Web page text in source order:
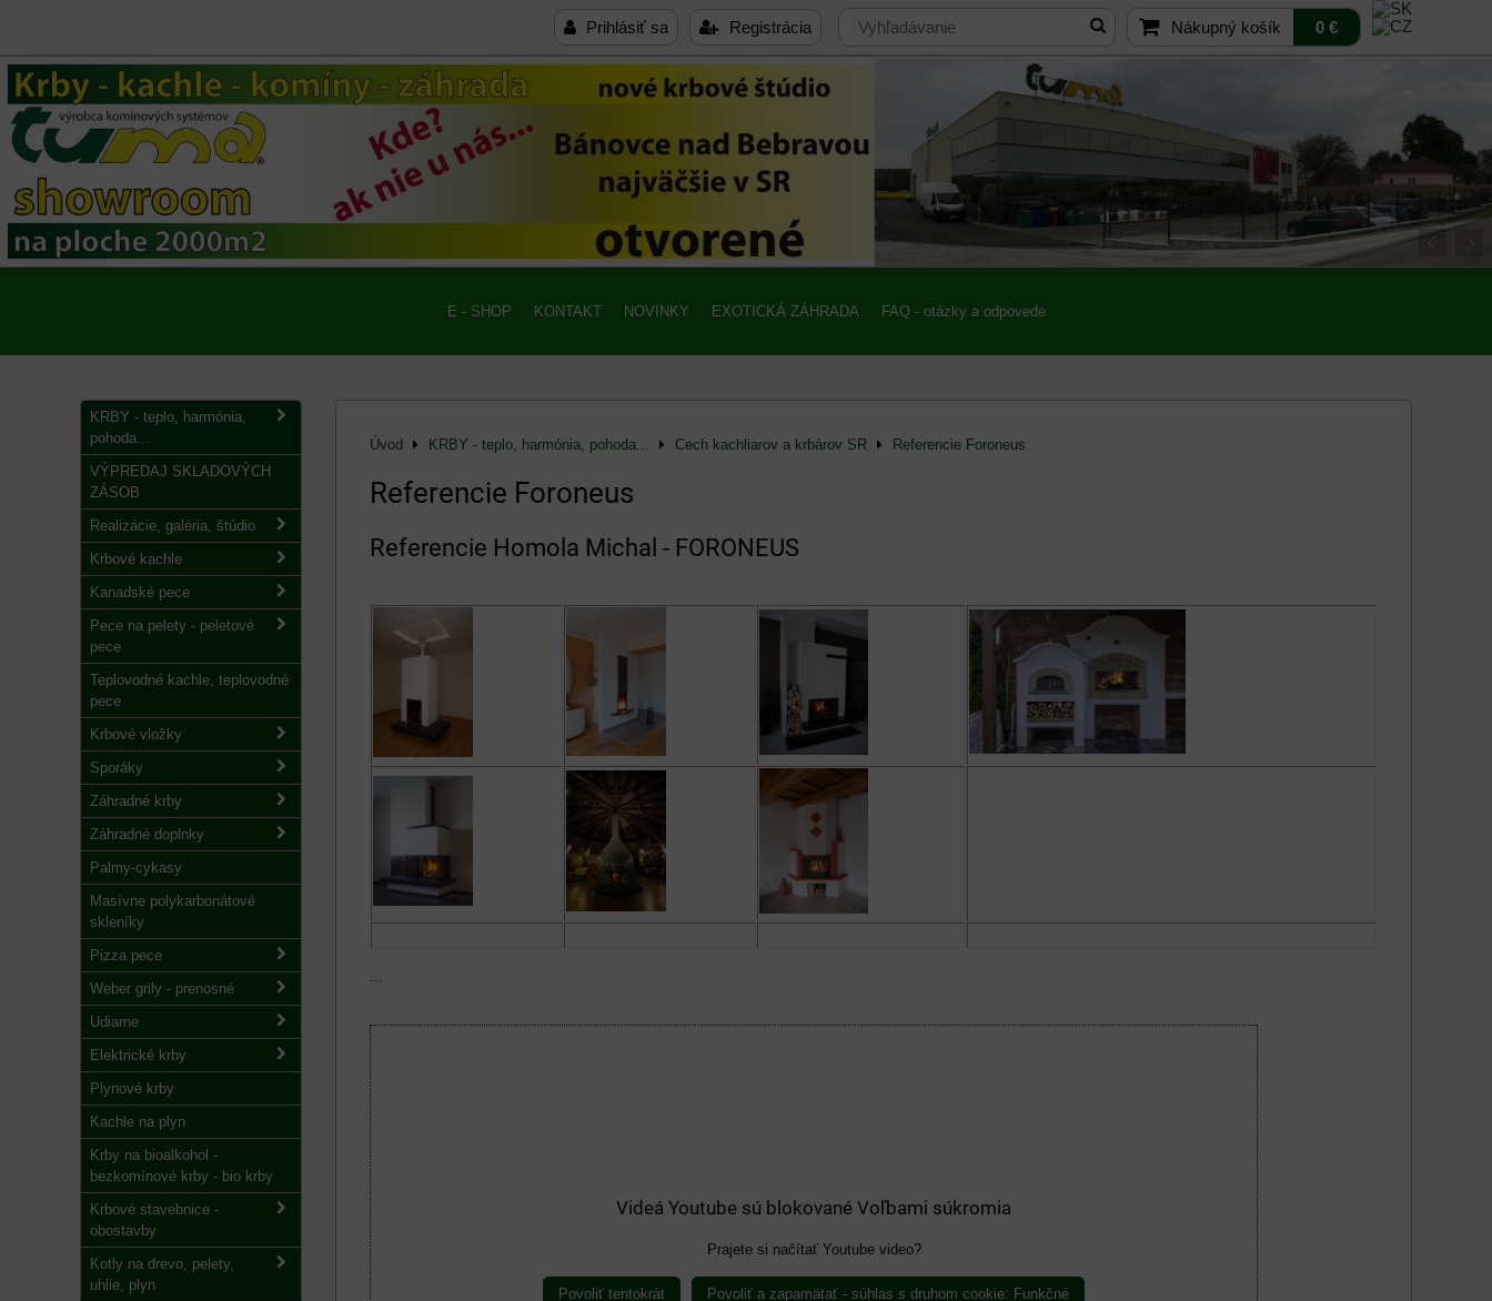
Prihlásiť sa Registrácia Nákupný košík 0 €
E - SHOP KONTAKT NOVINKY EXOTICKÁ ZÁHRADA FAQ - otázky a odpovede
Úvod KRBY - teplo, harmónia, pohoda... Cech kachliarov a krbárov SR Referencie Foroneus
Referencie Foroneus
Referencie Homola Michal - FORONEUS
...
Videá Youtube sú blokované Voľbami súkromia
Prajete si načítať Youtube video?
Povoliť tentokrát Povoliť a zapamätať - súhlas s druhom cookie: Funkčné
KRBY - teplo, harmónia,
pohoda...
VÝPREDAJ SKLADOVÝCH
ZÁSOB
Realizácie, galéria, štúdio
Krbové kachle
Kanadské pece
Pece na pelety - peletové
pece
Teplovodné kachle, teplovodné
pece
Krbové vložky
Sporáky
Záhradné krby
Záhradné doplnky
Palmy-cykasy
Masívne polykarbonátové
skleníky
Pizza pece
Weber grily - prenosné
Udiarne
Elektrické krby
Plynové krby
Kachle na plyn
Krby na bioalkohol -
bezkomínové krby - bio krby
Krbové stavebnice -
obostavby
Kotly na drevo, pelety,
uhlie, plyn